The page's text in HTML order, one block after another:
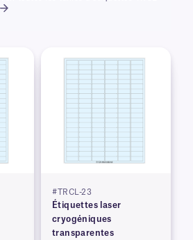
#TRCL-23
Étiquettes laser
cryogéniques
transparentes